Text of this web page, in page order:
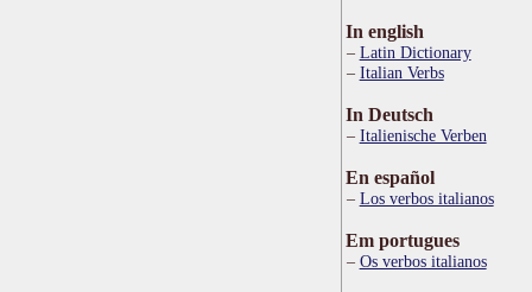
In english
Latin Dictionary
Italian Verbs
In Deutsch
Italienische Verben
En español
Los verbos italianos
Em portugues
Os verbos italianos